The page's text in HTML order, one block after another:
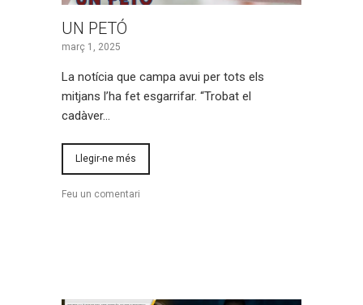
UN PETÓ
març 1, 2025
La notícia que campa avui per tots els
mitjans l’ha fet esgarrifar. “Trobat el
cadàver…
Llegir-ne més
Feu un comentari